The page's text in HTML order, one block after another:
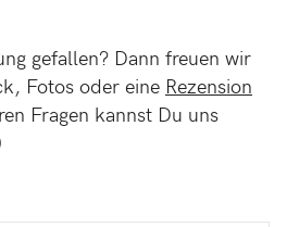
gefallen? Dann freuen wir
Fotos oder eine Rezension
Fragen kannst Du uns